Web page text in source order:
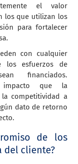
el valor
los que utilizan los
para fortalecer
con cualquier
los esfuerzos de
financiados.
impacto que la
competitividad a
dato de retorno
de los
del cliente?